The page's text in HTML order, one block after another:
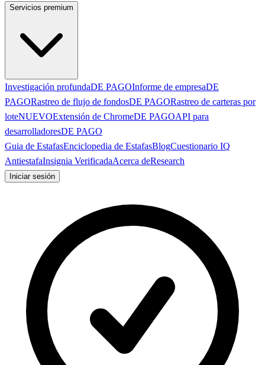
Servicios premium
Investigación profundaDE PAGOInforme de empresaDE
PAGORastreo de flujo de fondosDE PAGORastreo de carteras por
loteNUEVOExtensión de ChromeDE PAGOAPI para
desarrolladoresDE PAGO
Guia de EstafasEnciclopedia de EstafasBlogCuestionario IQ
AntiestafaInsignia VerificadaAcerca deResearch
Iniciar sesión